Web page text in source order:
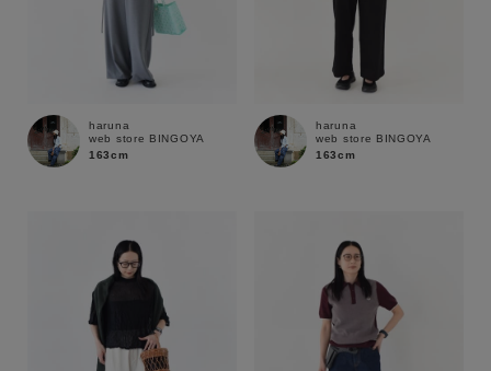
haruna
web store BINGOYA
163cm
haruna
web store BINGOYA
163cm